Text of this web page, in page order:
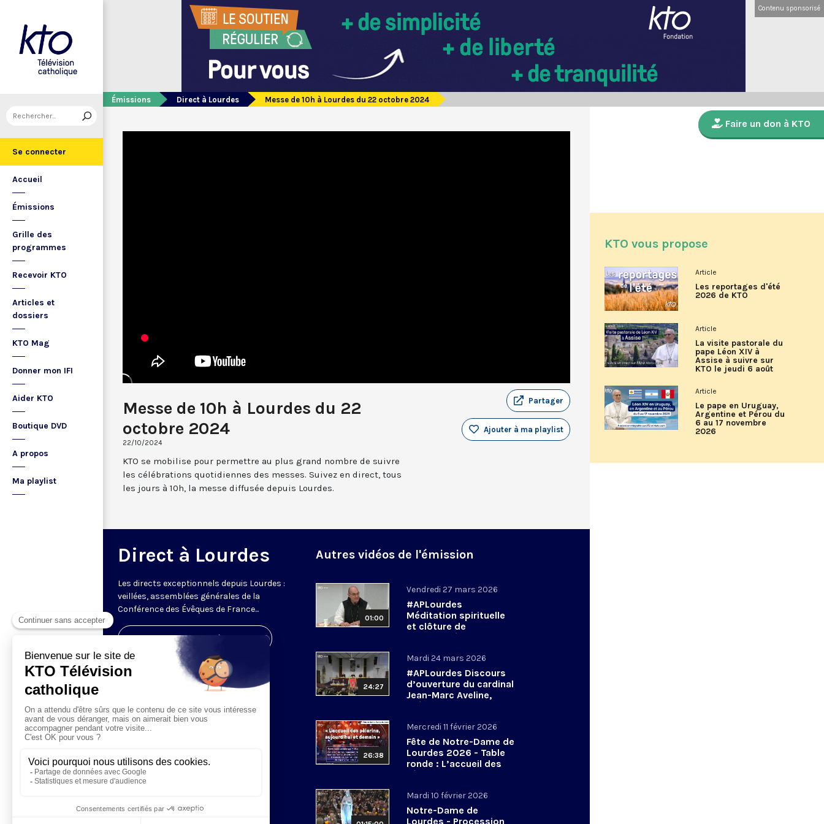
Se connecter
Accueil
Émissions
Grille des
programmes
Recevoir KTO
Articles et
dossiers
KTO Mag
Donner mon IFI
Aider KTO
Boutique DVD
A propos
Ma playlist
Contenu sponsorisé
Émissions Direct à Lourdes Messe de 10h à Lourdes du 22 octobre 2024
Messe de 10h à Lourdes du 22
octobre 2024
22/10/2024
Partager
Ajouter à ma playlist
KTO se mobilise pour permettre au plus grand nombre de suivre
les célébrations quotidiennes des messes. Suivez en direct, tous
les jours à 10h, la messe diffusée depuis Lourdes.
Direct à Lourdes
Les directs exceptionnels depuis Lourdes :
veillées, assemblées générales de la
Conférence des Évêques de France...
Visiter la page de l'émission
Autres vidéos de l'émission
01:00
Vendredi 27 mars 2026
#APLourdes
Méditation spirituelle
et clôture de
l’Assemblée des
mars 2026
24:27
Mardi 24 mars 2026
#APLourdes Discours
d’ouverture du cardinal
Jean-Marc Aveline,
président de la CEF -
26:38
Mercredi 11 février 2026
Fête de Notre-Dame de
Lourdes 2026 - Table
ronde : L’accueil des
pèlerins, aujourd’hui et
Mardi 10 février 2026
Notre-Dame de
Lourdes - Procession
Faire un don à KTO
KTO vous propose
Article
Les reportages d'été
2026 de KTO
Article
La visite pastorale du
pape Léon XIV à
Assise à suivre sur
KTO le jeudi 6 août
Article
Le pape en Uruguay,
Argentine et Pérou du
6 au 17 novembre
2026